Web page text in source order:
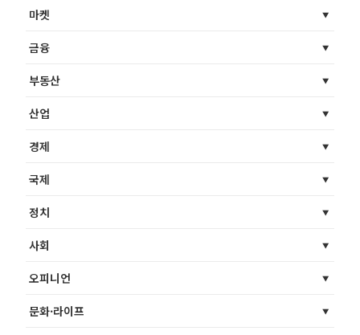
마켓
금융
부동산
산업
경제
국제
정치
사회
오피니언
문화·라이프